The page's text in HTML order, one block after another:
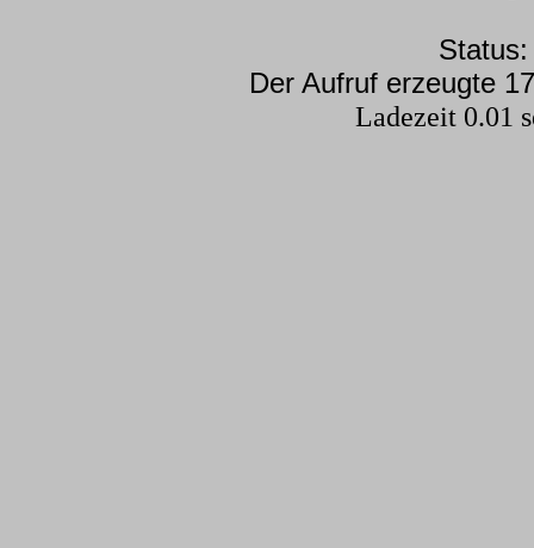
Der Aufruf erzeugte
Ladezeit 0.01